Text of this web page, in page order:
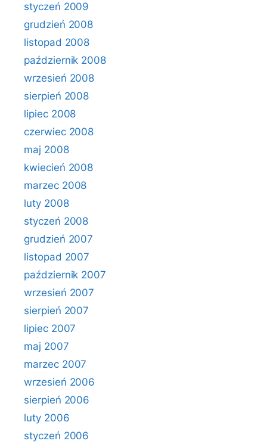
styczeń 2009
grudzień 2008
listopad 2008
październik 2008
wrzesień 2008
sierpień 2008
lipiec 2008
czerwiec 2008
maj 2008
kwiecień 2008
marzec 2008
luty 2008
styczeń 2008
grudzień 2007
listopad 2007
październik 2007
wrzesień 2007
sierpień 2007
lipiec 2007
maj 2007
marzec 2007
wrzesień 2006
sierpień 2006
luty 2006
styczeń 2006